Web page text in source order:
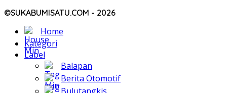
©SUKABUMISATU.COM - 2026
Home
Kategori
Label
Balapan
Berita Otomotif